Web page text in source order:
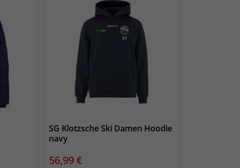
SG Klotzsche Ski Damen Hoodie
navy
Preis
56,99 €